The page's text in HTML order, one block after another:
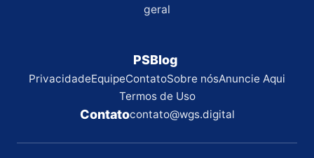
geral
PSBlog
PrivacidadeEquipeContatoSobre nósAnuncie Aqui
Termos de Uso
Contatocontato@wgs.digital